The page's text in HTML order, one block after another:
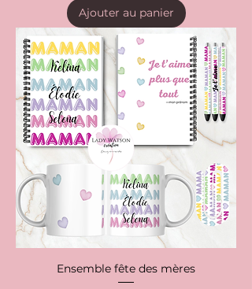
Ajouter au panier
Ensemble fête des mères